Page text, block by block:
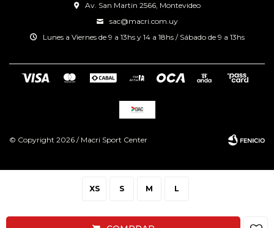
XS S M L
Av. San Martin 2566, Montevideo
sac@macri.com.uy
Lunes a Viernes de 9 a 13hs y 14 a 18hs / Sábado de 9 a 13hs
© Copyright 2026 / Macri Sport Center
Fenicio